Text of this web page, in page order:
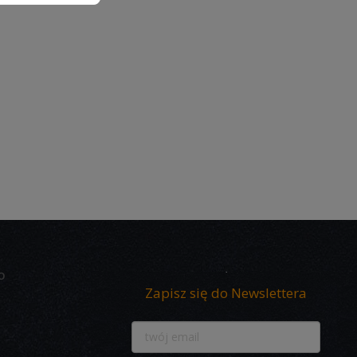
Zapisz się do Newslettera